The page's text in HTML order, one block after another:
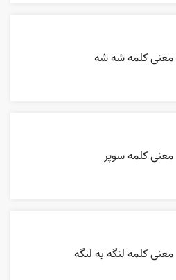
معنی کلمه شه شه
معنی کلمه سوپر
معنی کلمه لنگه به لنگه